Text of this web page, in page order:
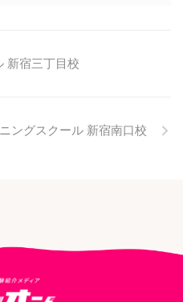
新宿三丁目校
ングスクール 新宿南口校